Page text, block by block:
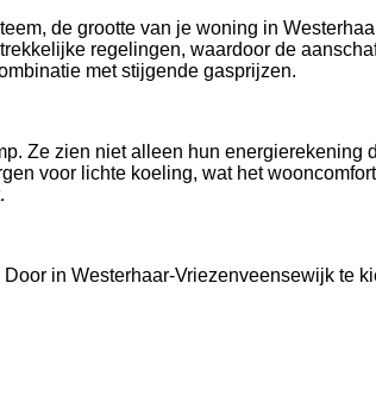
de grootte van je woning in
regelingen, waardoor de
met stijgende gasprijzen.
Ze zien niet alleen hun energierekening
voor lichte koeling, wat het
in Westerhaar-Vriezenveensewijk te